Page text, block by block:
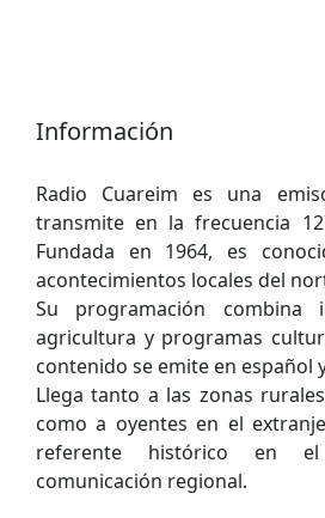
Información
Radio Cuareim es una
transmite en la frecuencia
Fundada en 1964, es
acontecimientos locales del
Su programación combina
agricultura y programas
contenido se emite en español
Llega tanto a las zonas
como a oyentes en el
referente histórico en
comunicación regional.